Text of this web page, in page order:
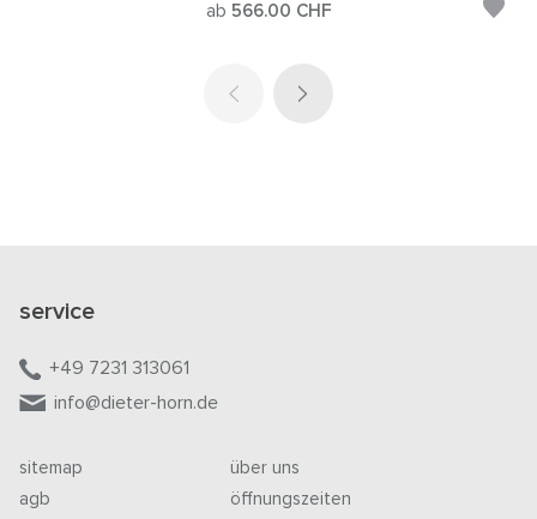
ab 566.00 CHF
service
+49 7231 313061
info@dieter-horn.de
sitemap
agb
über uns
öffnungszeiten